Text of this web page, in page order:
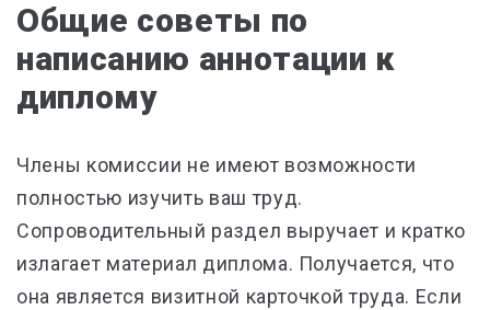
Общие советы по
написанию аннотации к
диплому
Члены комиссии не имеют возможности
полностью изучить ваш труд.
Сопроводительный раздел выручает и кратко
излагает материал диплома. Получается, что
она является визитной карточкой труда. Если